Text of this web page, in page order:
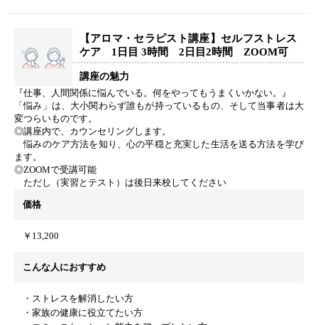
【アロマ・セラピスト講座】セルフストレス
ケア 1日目 3時間 2日目2時間 ZOOM可
講座の魅力
『仕事、人間関係に悩んでいる。何をやってもうまくいかない。』
「悩み」は、大小関わらず誰もが持っているもの、そして当事者は大
変つらいものです。
◎講座内で、カウンセリングします。
悩みのケア方法を知り、心の平穏と充実した生活を送る方法を学び
ます。
◎ZOOMで受講可能
ただし（実習とテスト）は後日来校してください
価格
￥13,200
こんな人におすすめ
・ストレスを解消したい方
・家族の健康に役立てたい方